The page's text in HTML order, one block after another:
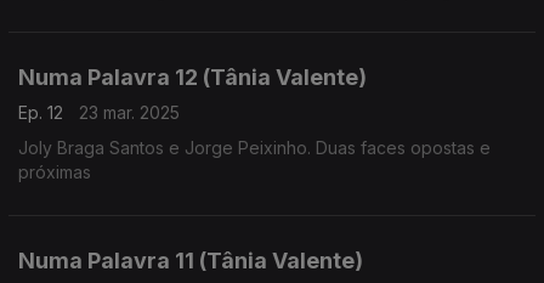
Numa Palavra 12 (Tânia Valente)
Ep. 12
23 mar. 2025
Joly Braga Santos e Jorge Peixinho. Duas faces opostas e
próximas
Numa Palavra 11 (Tânia Valente)